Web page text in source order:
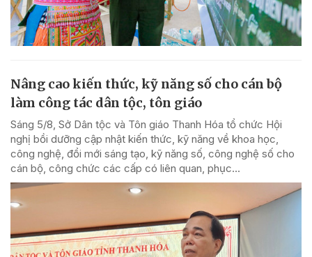
Nâng cao kiến thức, kỹ năng số cho cán bộ
làm công tác dân tộc, tôn giáo
Sáng 5/8, Sở Dân tộc và Tôn giáo Thanh Hóa tổ chức Hội
nghị bồi dưỡng cập nhật kiến thức, kỹ năng về khoa học,
công nghệ, đổi mới sáng tạo, kỹ năng số, công nghệ số cho
cán bộ, công chức các cấp có liên quan, phục...